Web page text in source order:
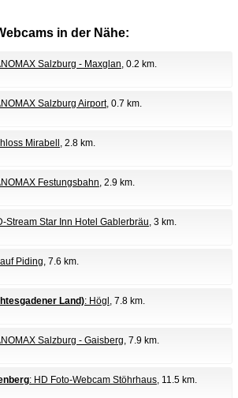
in der Nähe:
Salzburg - Maxglan, 0.2 km.
Salzburg Airport, 0.7 km.
Mirabell, 2.8 km.
Festungsbahn, 2.9 km.
Stream Star Inn Hotel Gablerbräu, 3 km.
Piding, 7.6 km.
Land): Högl, 7.8 km.
Salzburg - Gaisberg, 7.9 km.
: HD Foto-Webcam Stöhrhaus, 11.5 km.